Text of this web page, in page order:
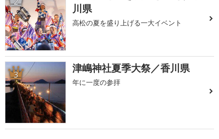
川県
高松の夏を盛り上げる一大イベント
3 津嶋神社夏季大祭／香川県
年に一度の参拝